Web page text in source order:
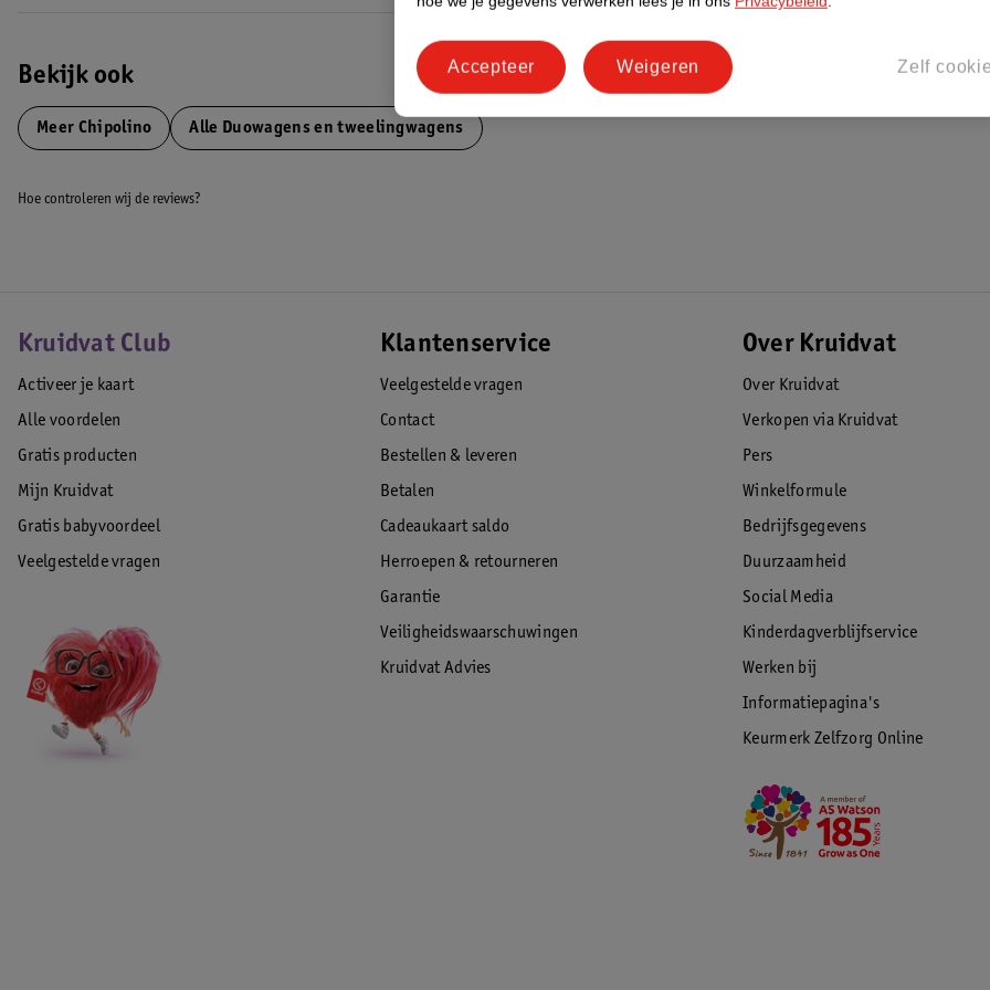
Afmetingen uitgeklapt:
Afmetingen individueel zitje: 94 x 30 cm (LxB)
Gewicht buggy: 13.35 kg
Bekijk ook
Meer Chipolino Alle Duowagens en tweelingwagens
Hoe controleren wij de reviews?
Kruidvat Club
Activeer je kaart
Alle voordelen
Gratis producten
Mijn Kruidvat
Gratis babyvoordeel
Veelgestelde vragen
Klantenservice
Veelgestelde vragen
Contact
Bestellen & leveren
Betalen
Cadeaukaart saldo
Herroepen & retourneren
Garantie
Veiligheidswaarschuwingen
Kruidvat Advies
Over Kruidvat
Over Kruidvat
Verkopen via Kruidvat
Pers
Winkelformule
Bedrijfsgegevens
Duurzaamheid
Social Media
Kinderdagverblijfservice
Werken bij
Informatiepagina's
Keurmerk Zelfzorg Online
Zelf
Weigeren
Accepteer